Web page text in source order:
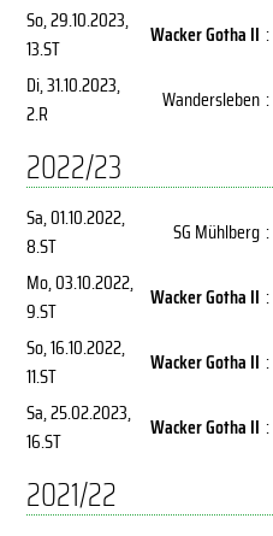
So, 29.10.2023,
13.ST
Wacker Gotha II :
Di, 31.10.2023,
2.R
Wandersleben :
2022/23
Sa, 01.10.2022,
8.ST
SG Mühlberg :
Mo, 03.10.2022,
9.ST
Wacker Gotha II :
So, 16.10.2022,
11.ST
Wacker Gotha II :
Sa, 25.02.2023,
16.ST
Wacker Gotha II :
2021/22